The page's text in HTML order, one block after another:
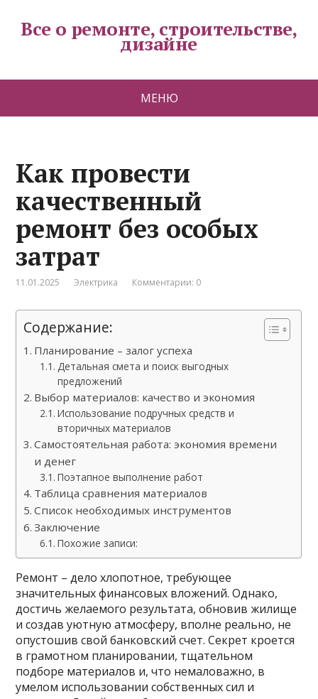
Все о ремонте, строительстве,
дизайне
МЕНЮ
Как провести
качественный
ремонт без особых
затрат
11.01.2025 Электрика Комментарии: 0
Содержание:
Планирование – залог успеха
Детальная смета и поиск выгодных
предложений
Выбор материалов: качество и экономия
Использование подручных средств и
вторичных материалов
Самостоятельная работа: экономия времени
и денег
Поэтапное выполнение работ
Таблица сравнения материалов
Список необходимых инструментов
Заключение
Похожие записи:
Ремонт – дело хлопотное, требующее
значительных финансовых вложений. Однако,
достичь желаемого результата, обновив жилище
и создав уютную атмосферу, вполне реально, не
опустошив свой банковский счет. Секрет кроется
в грамотном планировании, тщательном
подборе материалов и, что немаловажно, в
умелом использовании собственных сил и